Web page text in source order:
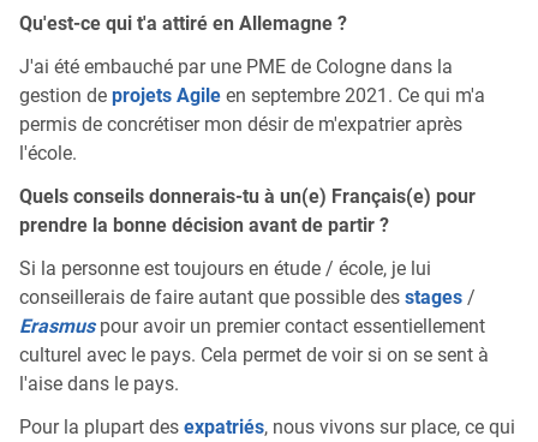
Qu'est-ce qui t'a attiré en Allemagne ?
J'ai été embauché par une PME de Cologne dans la
gestion de projets Agile en septembre 2021. Ce qui m'a
permis de concrétiser mon désir de m'expatrier après
l'école.
Quels conseils donnerais-tu à un(e) Français(e) pour
prendre la bonne décision avant de partir ?
Si la personne est toujours en étude / école, je lui
conseillerais de faire autant que possible des stages /
Erasmuspour avoir un premier contact essentiellement
culturel avec le pays. Cela permet de voir si on se sent à
l'aise dans le pays.
Pour la plupart des expatriés, nous vivons sur place, ce qui